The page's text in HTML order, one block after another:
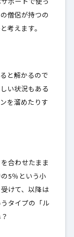
サポートで使っ
僧侶が持つの
考えます。
と解かるので
い状況もある
を溜めたりす
合わせたまま
5％という小
けて 、以降は
タイプの「ル